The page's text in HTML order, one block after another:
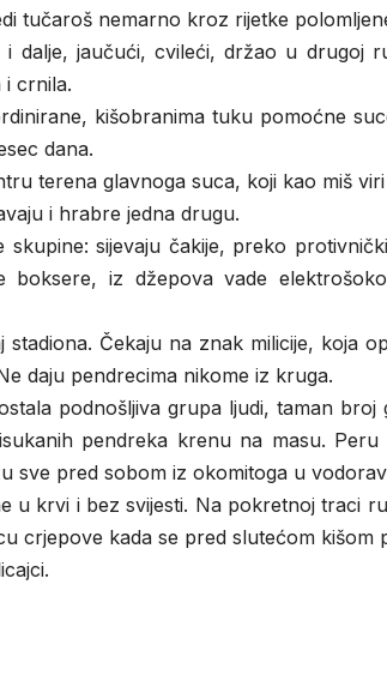
tučaroš nemarno kroz rijetke
i dalje, jaučući, cvileći, držao u drugoj
i crnila.
kišobranima tuku pomoćne
dana.
terena glavnoga suca, koji kao miš viri
i hrabre jedna drugu.
skupine: sijevaju čakije, preko
boksere, iz džepova vade
Čekaju na znak milicije, koja
daju pendrecima nikome iz kruga.
podnošljiva grupa ljudi, taman broj
pendreka krenu na masu. Peru
sve pred sobom iz okomitoga u
u krvi i bez svijesti. Na pokretnoj traci
crjepove kada se pred slutećom kišom